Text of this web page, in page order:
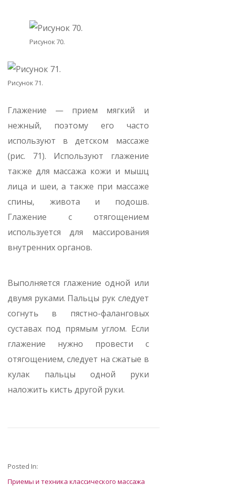
Рисунок 70.
Рисунок 71.
Глажение — прием мягкий и
нежный, поэтому его часто
используют в детском массаже
(рис. 71). Используют глажение
также для массажа кожи и мышц
лица и шеи, а также при массаже
спины, живота и подошв.
Глажение с отягощением
используется для массирования
внутренних органов.
Выполняется глажение одной или
двумя руками. Пальцы рук следует
согнуть в пястно-фаланговых
суставах под прямым углом. Если
глажение нужно провести с
отягощением, следует на сжатые в
кулак пальцы одной руки
наложить кисть другой руки.
Posted In:
Приемы и техника классического массажа